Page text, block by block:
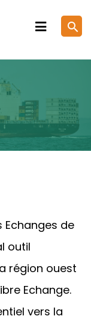
search
Echanges de
outil
région ouest
Echange.
vers la